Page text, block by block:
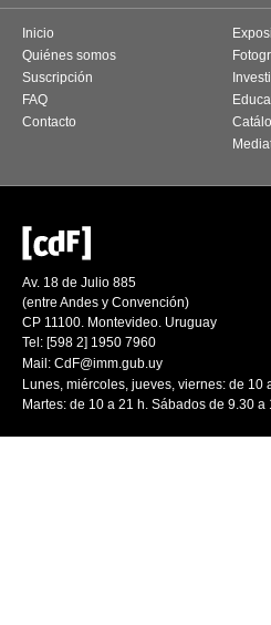
Inicio
Quiénes somos
Suscripción
FAQ
Contacto
Av. 18 de Julio 885
(entre Andes y Convención)
CP 11100. Montevideo. Uruguay
Tel: [598 2] 1950 7960
Mail: CdF@imm.gub.uy
Lunes, miércoles, jueves, viernes: de 10
Martes: de 10 a 21 h. Sábados de 9.30 a